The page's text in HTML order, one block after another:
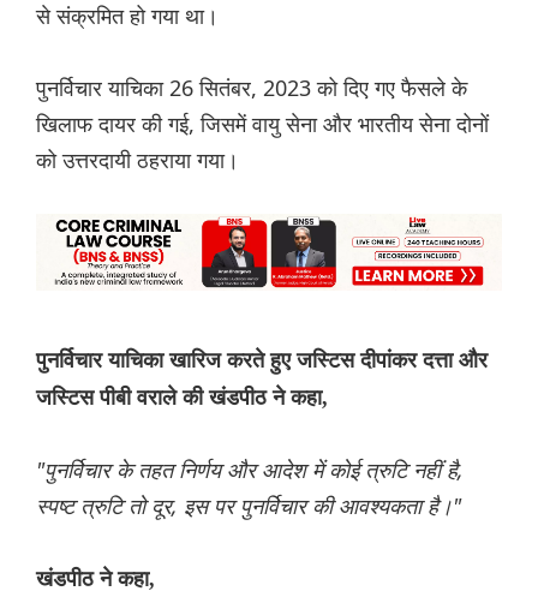
से संक्रमित हो गया था।
पुनर्विचार याचिका 26 सितंबर, 2023 को दिए गए फैसले के
खिलाफ दायर की गई, जिसमें वायु सेना और भारतीय सेना दोनों
को उत्तरदायी ठहराया गया।
पुनर्विचार याचिका खारिज करते हुए जस्टिस दीपांकर दत्ता और
जस्टिस पीबी वराले की खंडपीठ ने कहा,
"पुनर्विचार के तहत निर्णय और आदेश में कोई त्रुटि नहीं है,
स्पष्ट त्रुटि तो दूर, इस पर पुनर्विचार की आवश्यकता है।"
खंडपीठ ने कहा,